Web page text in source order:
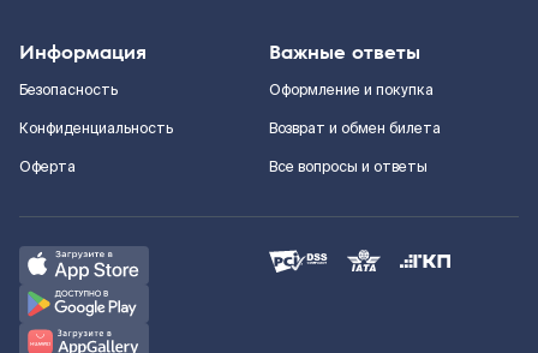
Информация
Безопасность
Конфиденциальность
Оферта
Важные ответы
Оформление и покупка
Возврат и обмен билета
Все вопросы и ответы